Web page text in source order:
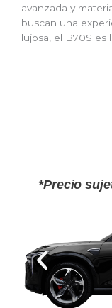
avanzada y
buscan una
lujosa, el B70S es
*Precio